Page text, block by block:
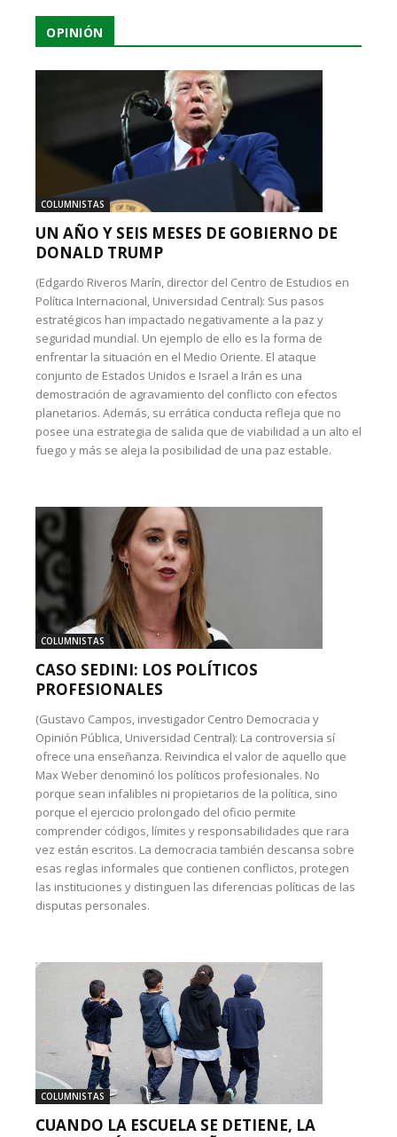
OPINIÓN
COLUMNISTAS
UN AÑO Y SEIS MESES DE GOBIERNO DE
DONALD TRUMP
(Edgardo Riveros Marín, director del Centro de Estudios en
Política Internacional, Universidad Central): Sus pasos
estratégicos han impactado negativamente a la paz y
seguridad mundial. Un ejemplo de ello es la forma de
enfrentar la situación en el Medio Oriente. El ataque
conjunto de Estados Unidos e Israel a Irán es una
demostración de agravamiento del conflicto con efectos
planetarios. Además, su errática conducta refleja que no
posee una estrategia de salida que de viabilidad a un alto el
fuego y más se aleja la posibilidad de una paz estable.
COLUMNISTAS
CASO SEDINI: LOS POLÍTICOS
PROFESIONALES
(Gustavo Campos, investigador Centro Democracia y
Opinión Pública, Universidad Central): La controversia sí
ofrece una enseñanza. Reivindica el valor de aquello que
Max Weber denominó los políticos profesionales. No
porque sean infalibles ni propietarios de la política, sino
porque el ejercicio prolongado del oficio permite
comprender códigos, límites y responsabilidades que rara
vez están escritos. La democracia también descansa sobre
esas reglas informales que contienen conflictos, protegen
las instituciones y distinguen las diferencias políticas de las
disputas personales.
COLUMNISTAS
CUANDO LA ESCUELA SE DETIENE, LA